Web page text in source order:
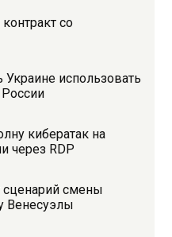
со
Украине использовать
кибератак на
через RDP
смены
Венесуэлы